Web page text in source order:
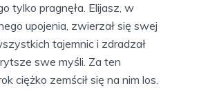
tylko pragnęła. Elijasz, w
upojenia, zwierzał się swej
tajemnic i zdradzał
swe myśli. Za ten
ciężko zemścił się na nim los.